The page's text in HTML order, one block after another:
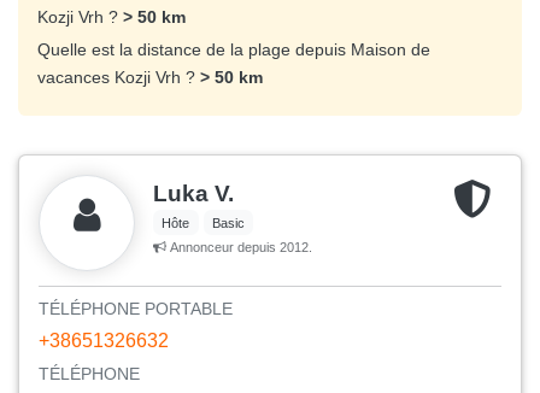
Kozji Vrh ? > 50 km
Quelle est la distance de la plage depuis Maison de
vacances Kozji Vrh ? > 50 km
Luka V.
Hôte
Basic
Annonceur depuis 2012.
TÉLÉPHONE PORTABLE
+38651326632
TÉLÉPHONE